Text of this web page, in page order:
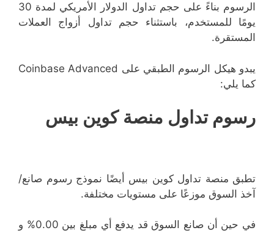
الرسوم بناءً على حجم تداول الدولار الأمريكي لمدة 30
يومًا للمستخدم، باستثناء حجم تداول أزواج العملات
المستقرة.
يبدو هيكل الرسوم الطبقي على Coinbase Advanced
كما يلي:
رسوم تداول منصة كوين بيس
تطبق منصة تداول كوين بيس أيضًا نموذج رسوم صانع/
آخذ السوق موزعًا على مستويات مختلفة.
في حين أن صانع السوق قد يدفع أي مبلغ بين 0.00% و